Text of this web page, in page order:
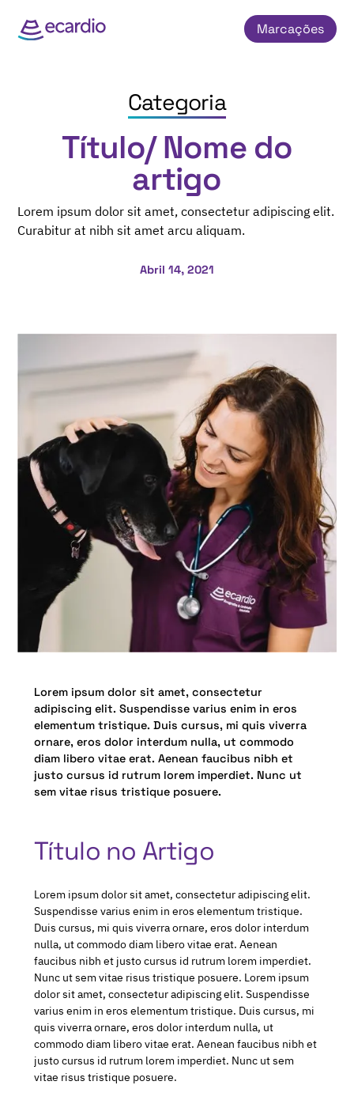
Marcações
Categoria
Título/ Nome do
artigo
Lorem ipsum dolor sit amet, consectetur adipiscing elit.
Curabitur at nibh sit amet arcu aliquam.
Abril 14, 2021
Lorem ipsum dolor sit amet, consectetur
adipiscing elit. Suspendisse varius enim in eros
elementum tristique. Duis cursus, mi quis viverra
ornare, eros dolor interdum nulla, ut commodo
diam libero vitae erat. Aenean faucibus nibh et
justo cursus id rutrum lorem imperdiet. Nunc ut
sem vitae risus tristique posuere.
Título no Artigo
Lorem ipsum dolor sit amet, consectetur adipiscing elit.
Suspendisse varius enim in eros elementum tristique.
Duis cursus, mi quis viverra ornare, eros dolor interdum
nulla, ut commodo diam libero vitae erat. Aenean
faucibus nibh et justo cursus id rutrum lorem imperdiet.
Nunc ut sem vitae risus tristique posuere. Lorem ipsum
dolor sit amet, consectetur adipiscing elit. Suspendisse
varius enim in eros elementum tristique. Duis cursus, mi
quis viverra ornare, eros dolor interdum nulla, ut
commodo diam libero vitae erat. Aenean faucibus nibh et
justo cursus id rutrum lorem imperdiet. Nunc ut sem
vitae risus tristique posuere.